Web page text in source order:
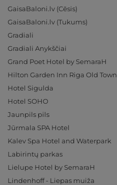
GaisaBaloni.lv (Cēsis)
GaisaBaloni.lv (Tukums)
Gradiali
Gradiali Anykščiai
Grand Poet Hotel by SemaraH
Hilton Garden Inn Riga Old Town
Hotel Sigulda
Hotel SOHO
Jaunpils pils
Jūrmala SPA Hotel
Kalev Spa Hotel and Waterpark
Labirintų parkas
Lielupe Hotel by SemaraH
Lindenhoff - Liepas muiža